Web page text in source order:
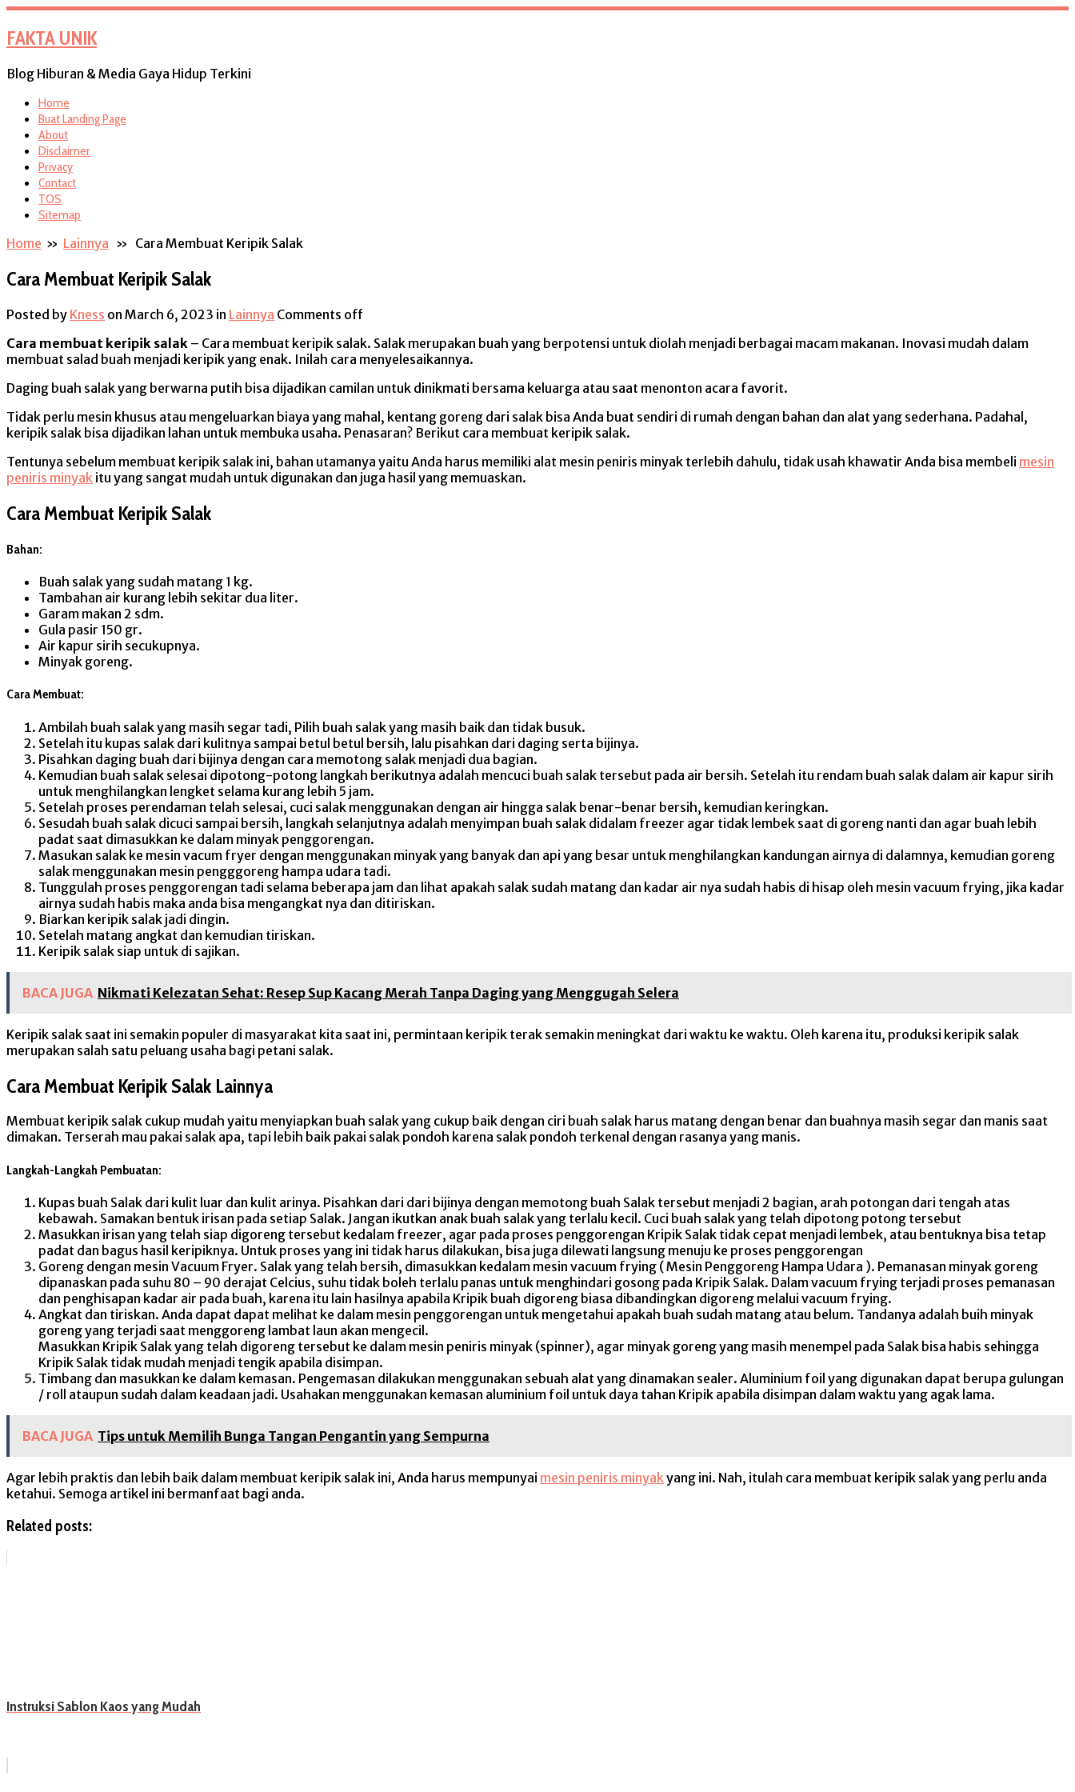
FAKTA UNIK
Blog Hiburan & Media Gaya Hidup Terkini
Home
Buat Landing Page
About
Disclaimer
Privacy
Contact
TOS
Sitemap
Home » Lainnya » Cara Membuat Keripik Salak
Cara Membuat Keripik Salak
Posted by Kness on March 6, 2023 in Lainnya Comments off
Cara membuat keripik salak – Cara membuat keripik salak. Salak merupakan buah yang berpotensi untuk diolah menjadi berbagai macam makanan. Inovasi mudah dalam
membuat salad buah menjadi keripik yang enak. Inilah cara menyelesaikannya.
Daging buah salak yang berwarna putih bisa dijadikan camilan untuk dinikmati bersama keluarga atau saat menonton acara favorit.
Tidak perlu mesin khusus atau mengeluarkan biaya yang mahal, kentang goreng dari salak bisa Anda buat sendiri di rumah dengan bahan dan alat yang sederhana. Padahal,
keripik salak bisa dijadikan lahan untuk membuka usaha. Penasaran? Berikut cara membuat keripik salak.
Tentunya sebelum membuat keripik salak ini, bahan utamanya yaitu Anda harus memiliki alat mesin peniris minyak terlebih dahulu, tidak usah khawatir Anda bisa membeli mesin
peniris minyak itu yang sangat mudah untuk digunakan dan juga hasil yang memuaskan.
Cara Membuat Keripik Salak
Bahan:
Buah salak yang sudah matang 1 kg.
Tambahan air kurang lebih sekitar dua liter.
Garam makan 2 sdm.
Gula pasir 150 gr.
Air kapur sirih secukupnya.
Minyak goreng.
Cara Membuat:
Ambilah buah salak yang masih segar tadi, Pilih buah salak yang masih baik dan tidak busuk.
Setelah itu kupas salak dari kulitnya sampai betul betul bersih, lalu pisahkan dari daging serta bijinya.
Pisahkan daging buah dari bijinya dengan cara memotong salak menjadi dua bagian.
Kemudian buah salak selesai dipotong-potong langkah berikutnya adalah mencuci buah salak tersebut pada air bersih. Setelah itu rendam buah salak dalam air kapur sirih
untuk menghilangkan lengket selama kurang lebih 5 jam.
Setelah proses perendaman telah selesai, cuci salak menggunakan dengan air hingga salak benar-benar bersih, kemudian keringkan.
Sesudah buah salak dicuci sampai bersih, langkah selanjutnya adalah menyimpan buah salak didalam freezer agar tidak lembek saat di goreng nanti dan agar buah lebih
padat saat dimasukkan ke dalam minyak penggorengan.
Masukan salak ke mesin vacum fryer dengan menggunakan minyak yang banyak dan api yang besar untuk menghilangkan kandungan airnya di dalamnya, kemudian goreng
salak menggunakan mesin pengggoreng hampa udara tadi.
Tunggulah proses penggorengan tadi selama beberapa jam dan lihat apakah salak sudah matang dan kadar air nya sudah habis di hisap oleh mesin vacuum frying, jika kadar
airnya sudah habis maka anda bisa mengangkat nya dan ditiriskan.
Biarkan keripik salak jadi dingin.
Setelah matang angkat dan kemudian tiriskan.
Keripik salak siap untuk di sajikan.
BACA JUGA Nikmati Kelezatan Sehat: Resep Sup Kacang Merah Tanpa Daging yang Menggugah Selera
Keripik salak saat ini semakin populer di masyarakat kita saat ini, permintaan keripik terak semakin meningkat dari waktu ke waktu. Oleh karena itu, produksi keripik salak
merupakan salah satu peluang usaha bagi petani salak.
Cara Membuat Keripik Salak Lainnya
Membuat keripik salak cukup mudah yaitu menyiapkan buah salak yang cukup baik dengan ciri buah salak harus matang dengan benar dan buahnya masih segar dan manis saat
dimakan. Terserah mau pakai salak apa, tapi lebih baik pakai salak pondoh karena salak pondoh terkenal dengan rasanya yang manis.
Langkah-Langkah Pembuatan:
Kupas buah Salak dari kulit luar dan kulit arinya. Pisahkan dari dari bijinya dengan memotong buah Salak tersebut menjadi 2 bagian, arah potongan dari tengah atas
kebawah. Samakan bentuk irisan pada setiap Salak. Jangan ikutkan anak buah salak yang terlalu kecil. Cuci buah salak yang telah dipotong potong tersebut
Masukkan irisan yang telah siap digoreng tersebut kedalam freezer, agar pada proses penggorengan Kripik Salak tidak cepat menjadi lembek, atau bentuknya bisa tetap
padat dan bagus hasil keripiknya. Untuk proses yang ini tidak harus dilakukan, bisa juga dilewati langsung menuju ke proses penggorengan
Goreng dengan mesin Vacuum Fryer. Salak yang telah bersih, dimasukkan kedalam mesin vacuum frying ( Mesin Penggoreng Hampa Udara ). Pemanasan minyak goreng
dipanaskan pada suhu 80 – 90 derajat Celcius, suhu tidak boleh terlalu panas untuk menghindari gosong pada Kripik Salak. Dalam vacuum frying terjadi proses pemanasan
dan penghisapan kadar air pada buah, karena itu lain hasilnya apabila Kripik buah digoreng biasa dibandingkan digoreng melalui vacuum frying.
Angkat dan tiriskan. Anda dapat dapat melihat ke dalam mesin penggorengan untuk mengetahui apakah buah sudah matang atau belum. Tandanya adalah buih minyak
goreng yang terjadi saat menggoreng lambat laun akan mengecil.
Masukkan Kripik Salak yang telah digoreng tersebut ke dalam mesin peniris minyak (spinner), agar minyak goreng yang masih menempel pada Salak bisa habis sehingga
Kripik Salak tidak mudah menjadi tengik apabila disimpan.
Timbang dan masukkan ke dalam kemasan. Pengemasan dilakukan menggunakan sebuah alat yang dinamakan sealer. Aluminium foil yang digunakan dapat berupa gulungan
/ roll ataupun sudah dalam keadaan jadi. Usahakan menggunakan kemasan aluminium foil untuk daya tahan Kripik apabila disimpan dalam waktu yang agak lama.
BACA JUGA Tips untuk Memilih Bunga Tangan Pengantin yang Sempurna
Agar lebih praktis dan lebih baik dalam membuat keripik salak ini, Anda harus mempunyai mesin peniris minyak yang ini. Nah, itulah cara membuat keripik salak yang perlu anda
ketahui. Semoga artikel ini bermanfaat bagi anda.
Related posts:
Instruksi Sablon Kaos yang Mudah